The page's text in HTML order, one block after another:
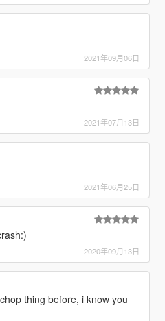
2021年09月06日
2021年07月13日
2021年06月25日
2020年09月13日
thing before, i know you